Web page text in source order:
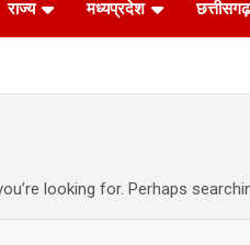
राज्य मध्यप्रदेश छत्तीसगढ़
looking for. Perhaps